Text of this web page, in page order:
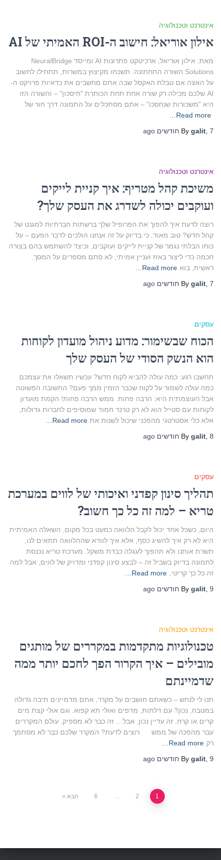
אינטרנט וטכנולוגיה
אילון אוריאל: חישוב ה-ROI האמיתי של AI
מאת: אילון אוריאל, ארכיטקט פתרונות AI ומייסד NeuralBridge
Solutions השורה התחתונה: תשכחו מקיצוץ במשרות, תתחילו לחשוב
על האצה אם טבלת האקסל שבה אתם מחשבים את כדאיות פרויקט ה-
AI שלכם מכילה רק שורה אחת תחת הכותרת "חיסכון" – והשורה הזו
היא "משכורות שנחסכו" – אתם מסתכלים על התמונה דרך חור של
Read more…
By galit 7 חודשים
אינטרנט וטכנולוגיה
משיכת קהל מטריף: איך קניית לייקים
ועוקבים יכולה לשדרג את העסק שלך?
רוצה לדעת איך להפוך את הפרופיל שלך ברשתות חברתיות למגנט של
קהל חדש? טוב מאוד, כי בדיוק על זה אנחנו הולכים לדבר הפעם – על
כוחו הבלתי נגמר של קניית לייקים ועוקבים, וכיצד להשתמש בהם בצורה
חכמה כדי ליצור באזז ועניין אמיתי, לא סתם מספרים על המסך.
ראשית, בוא Read more…
By galit 7 חודשים
עסקים
הכוח שבשימור: מדוע ניהול מועדון לקוחות
הוא הנשק הסודי של העסק שלך
תחשבו רגע: כמה עולה להביא לקוח חדש? עכשיו תשאלו את עצמכם
כמה עולה לשמור על לקוח שכבר הזמין ממך פעם? התשובה הפשוטה
אבל העוצמתית היא: הרבה פחות. ממש הרבה פחות! הקמת מועדון
לקוחות עם סטייל הוא לא רק טרנד חמוד שמוסיפים לחברות גדולות,
אלא כלי אסטרטגי מהפכני שיכול לשנות את Read more…
By galit 8 חודשים
עסקים
תהליך סינון קפדני ואיכותי של לווים במערכת
טריא – למה זה כל כך חשוב?
היום, כשכל אחד יכול לקבל הלוואה כמעט בכל מקום, השאלה האמיתית
היא לא רק איך להשיג כסף, אלא איך לוודא שההלוואה תתאים לנו,
תשרת אותנו ולא תהפוך לעגלה כבדת משקל. מערכת טריא נכנסת
לתמונה בדיוק בשביל זה – לבצע סינון קפדני ומדויק של לווים, אבל למה
זה כל כך קריטי,
Read more…
By galit 9 חודשים
אינטרנט וטכנולוגיה
טכנולוגיות מתקדמות במקררים של מותגים
מובילים – איך הקרור הפך לחכם יותר ממה
שדמיינתם
תנו לי לנחש – כשאתם חושבים על מקרר, אתם מדמיינים תיבה גדולה
במטבח, נכון? עם דלתות, מדפים ואולי תא קפוא. וגם אולי קצת מים
קרים או קרח. זה עדיין נכון, אבל… זה כבר לא מספיק. עולם המקררים
עבר מהפכה של ממש. רוצים לדעת? המקרר שלכם כבר לא מסתמך
רק Read more…
By galit 9 חודשים
1
2
…
6 הבא